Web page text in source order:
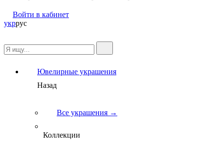
Войти в кабинет
укррус
Ювелирные украшения
Назад
Все украшения →
Коллекции